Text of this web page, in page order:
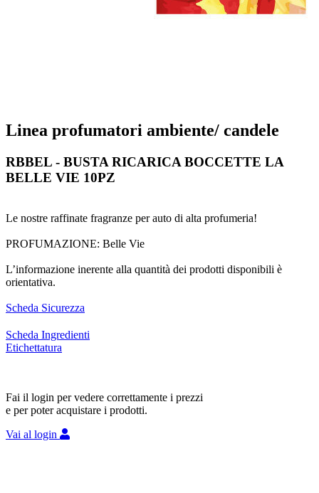
Linea profumatori ambiente/ candele
RBBEL - BUSTA RICARICA BOCCETTE LA
BELLE VIE 10PZ
Le nostre raffinate fragranze per auto di alta profumeria!
PROFUMAZIONE: Belle Vie
L’informazione inerente alla quantità dei prodotti disponibili è
orientativa.
Scheda Sicurezza
Scheda Ingredienti
Etichettatura
Fai il login per vedere correttamente i prezzi
e per poter acquistare i prodotti.
Vai al login